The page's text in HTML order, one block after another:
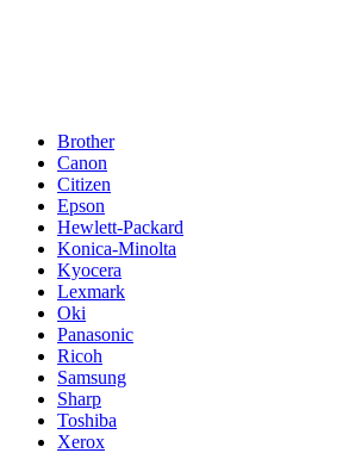
Brother
Canon
Citizen
Epson
Hewlett-Packard
Konica-Minolta
Kyocera
Lexmark
Oki
Panasonic
Ricoh
Samsung
Sharp
Toshiba
Xerox